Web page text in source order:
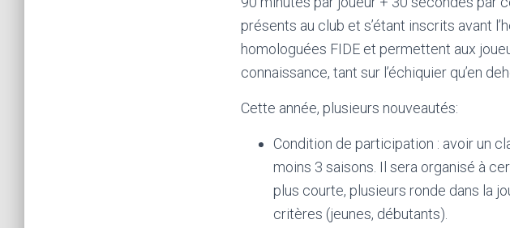
présents au club et s’étant inscrits avant
homologuées FIDE et permettent aux
connaissance, tant sur l’échiquier qu’en
Cette année, plusieurs nouveautés:
Condition de participation : avoir un
moins 3 saisons. Il sera organisé à
plus courte, plusieurs ronde dans la
critères (jeunes, débutants).